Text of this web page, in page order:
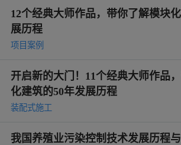
12个经典大师作品，带你了解模块
展历程
项目案例
开启新的大门！11个经典大师作品
化建筑的50年发展历程
装配式施工
我国养殖业污染控制技术发展历程